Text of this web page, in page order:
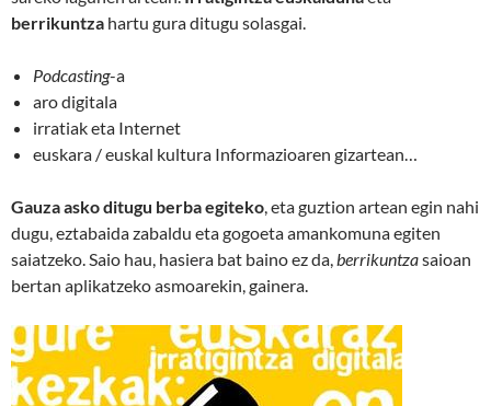
berrikuntza hartu gura ditugu solasgai.
Podcasting-a
aro digitala
irratiak eta Internet
euskara / euskal kultura Informazioaren gizartean…
Gauza asko ditugu berba egiteko, eta guztion artean egin nahi
dugu, eztabaida zabaldu eta gogoeta amankomuna egiten
saiatzeko. Saio hau, hasiera bat baino ez da,berrikuntzasaioan
bertan aplikatzeko asmoarekin, gainera.